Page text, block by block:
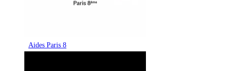
Aides Paris 8